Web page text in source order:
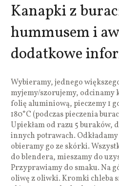
Kanapki z
hummusem i
dodatkowe
Wybieramy, jednego
myjemy/szorujemy, odcinamy
folię aluminiową, pieczemy 1
180°C (podczas pieczenia
Upiekłam od razu 5 buraków,
innych potrawach.
obieramy go ze skórki.
do blendera, mieszamy do
Przyprawiamy do smaku. Na
oliwę z oliwki. Kromki chleba